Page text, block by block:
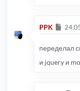
PPK
переделал
и jquery и